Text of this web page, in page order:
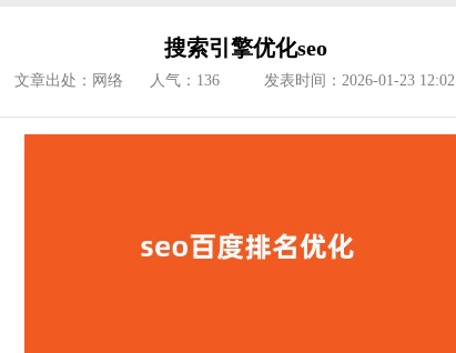
搜索引擎优化seo
文章出处：网络 人气： 136 发表时间：2026-01-23 12:02